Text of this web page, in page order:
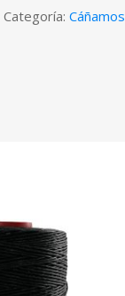
Categoría: Cáñamos